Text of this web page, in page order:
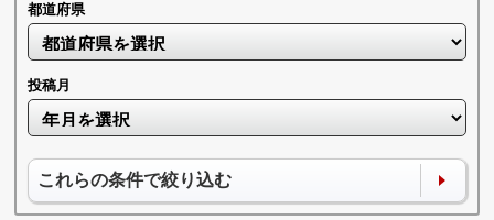
都道府県
投稿月
これらの条件で絞り込む